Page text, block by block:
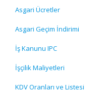
Asgari Ücretler
Asgari Geçim İndirimi
İş Kanunu IPC
İşçilik Maliyetleri
KDV Oranları ve Listesi